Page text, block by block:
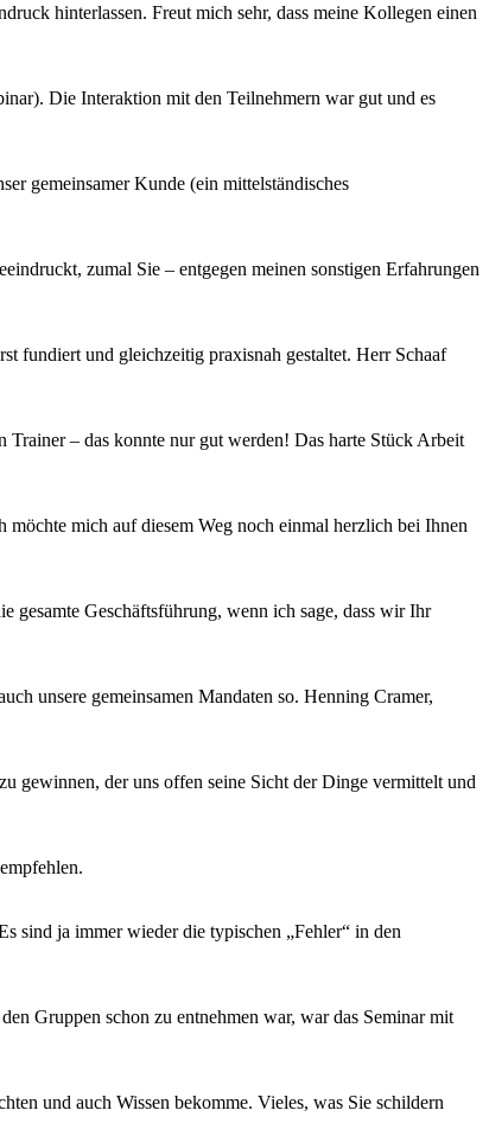
hinterlassen. Freut mich sehr, dass meine Kollegen einen
Die Interaktion mit den Teilnehmern war gut und es
gemeinsamer Kunde (ein mittelständisches
zumal Sie – entgegen meinen sonstigen Erfahrungen
fundiert und gleichzeitig praxisnah gestaltet. Herr Schaaf
– das konnte nur gut werden! Das harte Stück Arbeit
mich auf diesem Weg noch einmal herzlich bei Ihnen
gesamte Geschäftsführung, wenn ich sage, dass wir Ihr
unsere gemeinsamen Mandaten so. Henning Cramer,
gewinnen, der uns offen seine Sicht der Dinge vermittelt und
sind ja immer wieder die typischen „Fehler“ in den
Gruppen schon zu entnehmen war, war das Seminar mit
und auch Wissen bekomme. Vieles, was Sie schildern